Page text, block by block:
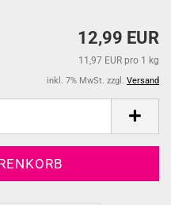
12,99 EUR
11,97 EUR pro 1 kg
inkl. 7% MwSt. zzgl. Versand